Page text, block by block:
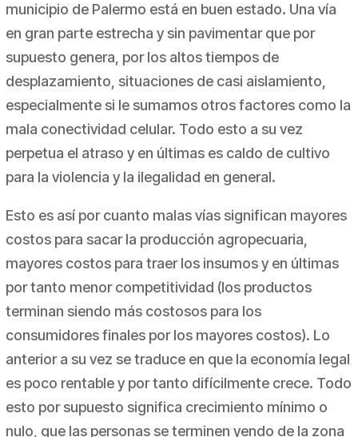
municipio de Palermo está en buen estado. Una vía
en gran parte estrecha y sin pavimentar que por
supuesto genera, por los altos tiempos de
desplazamiento, situaciones de casi aislamiento,
especialmente si le sumamos otros factores como la
mala conectividad celular. Todo esto a su vez
perpetua el atraso y en últimas es caldo de cultivo
para la violencia y la ilegalidad en general.
Esto es así por cuanto malas vías significan mayores
costos para sacar la producción agropecuaria,
mayores costos para traer los insumos y en últimas
por tanto menor competitividad (los productos
terminan siendo más costosos para los
consumidores finales por los mayores costos). Lo
anterior a su vez se traduce en que la economía legal
es poco rentable y por tanto difícilmente crece. Todo
esto por supuesto significa crecimiento mínimo o
nulo, que las personas se terminen yendo de la zona